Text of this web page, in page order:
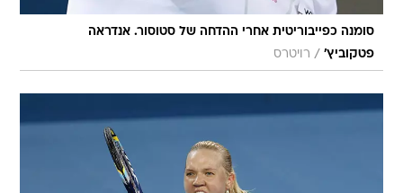
סומנה כפייבוריטית אחרי ההדחה של סטוסור. אנדראה
פטקוביץ' / רויטרס